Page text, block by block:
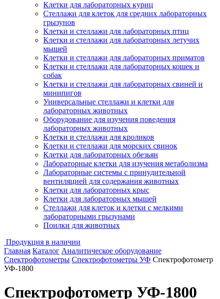
Клетки для лабораторных куриц
Стеллажи для клеток для средних лабораторных
грызунов
Клетки и стеллажи для лабораторных птиц
Клетки и стеллажи для лабораторных летучих
мышей
Клетки и стеллажи для лабораторных приматов
Клетки и стеллажи для лабораторных кошек и
собак
Клетки и стеллажи для лабораторных свиней и
минипигов
Универсальные стеллажи и клетки для
лабораторных животных
Оборудование для изучения поведения
лабораторных животных
Клетки и стеллажи для кроликов
Клетки и стеллажи для морских свинок
Клетки для лабораторных обезьян
Лабораторные клетки для изучения метаболизма
Лабораторные системы с принудительной
вентиляцией для содержания животных
Клетки для лабораторных крыс
Клетки для лабораторных мышей
Стеллажи для клеток и клетки с мелкими
лабораторными грызунами
Поилки для животных
Продукция в наличии
Главная Каталог Аналитическое оборудование
Спектрофотометры Спектрофотометры УФ Спектрофотометр
УФ-1800
Спектрофотометр УФ-1800